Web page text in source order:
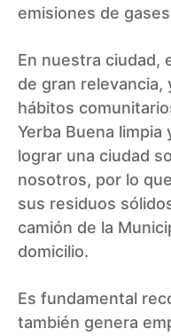
emisiones de
En nuestra ciudad,
de gran
hábitos
Yerba Buena limpia
lograr una ciudad
nosotros, por lo
sus residuos
camión de la
domicilio.
Es fundamental
también genera